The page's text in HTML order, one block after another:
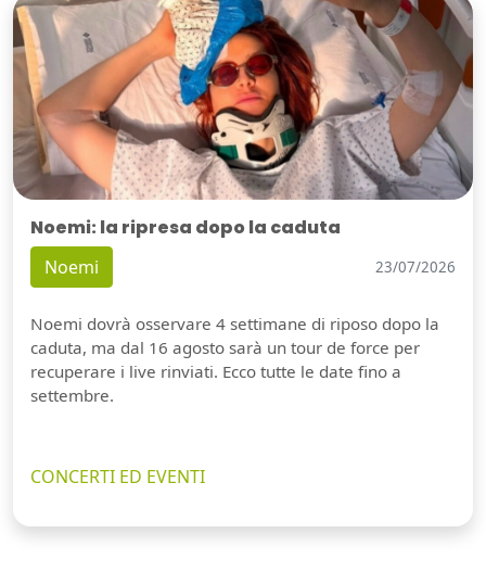
Noemi: la ripresa dopo la caduta
Noemi 23/07/2026
Noemi dovrà osservare 4 settimane di riposo dopo la
caduta, ma dal 16 agosto sarà un tour de force per
recuperare i live rinviati. Ecco tutte le date fino a
settembre.
CONCERTI ED EVENTI